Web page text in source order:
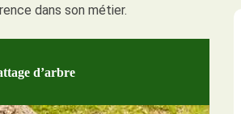
dans son métier.
d’arbre